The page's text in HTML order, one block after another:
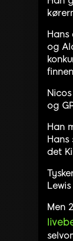
Hans
og
og
Han
Hans
det
Men